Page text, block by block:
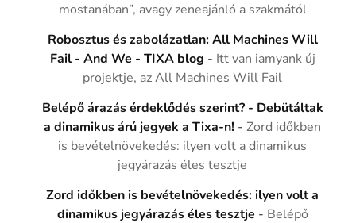
mostanában”, avagy zeneajánló a szakmától
Robosztus és zabolázatlan: All Machines Will
Fail - And We - TIXA blog - Itt van iamyank új
projektje, az All Machines Will Fail
Belépő árazás érdeklődés szerint? - Debütáltak
a dinamikus árú jegyek a Tixa-n! -Zord időkben
is bevételnövekedés: ilyen volt a dinamikus
jegyárazás éles tesztje
Zord időkben is bevételnövekedés: ilyen volt a
dinamikus jegyárazás éles tesztje - Belépő